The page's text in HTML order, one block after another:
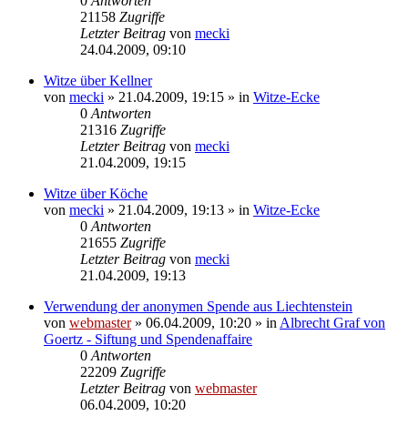
21158 Zugriffe
Letzter Beitrag von mecki
24.04.2009, 09:10
Witze über Kellner
von mecki » 21.04.2009, 19:15 » in Witze-Ecke
0 Antworten
21316 Zugriffe
Letzter Beitrag von mecki
21.04.2009, 19:15
Witze über Köche
von mecki » 21.04.2009, 19:13 » in Witze-Ecke
0 Antworten
21655 Zugriffe
Letzter Beitrag von mecki
21.04.2009, 19:13
Verwendung der anonymen Spende aus Liechtenstein
von webmaster» 06.04.2009, 10:20 » in Albrecht Graf von
Goertz - Siftung und Spendenaffaire
0 Antworten
22209 Zugriffe
Letzter Beitrag von webmaster
06.04.2009, 10:20